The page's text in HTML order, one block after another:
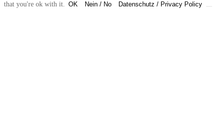
that you're ok with it. OK Nein / No Datenschutz / Privacy Policy